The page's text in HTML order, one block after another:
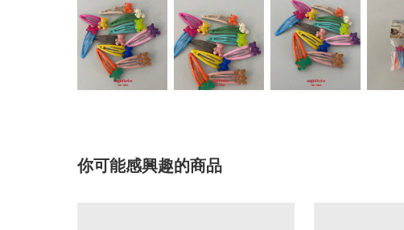
你可能感興趣的商品